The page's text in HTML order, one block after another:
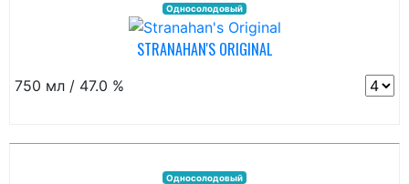
Односолодовый
STRANAHAN'S ORIGINAL
750 мл / 47.0 %
Односолодовый